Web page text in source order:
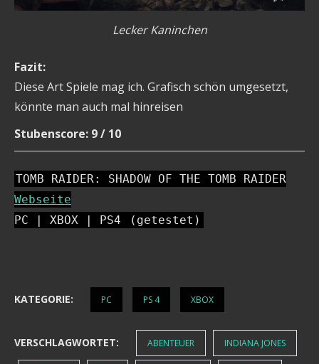
Lecker Kaninchen
Fazit:
Diese Art Spiele mag ich. Grafisch schön umgesetzt,
könnte man auch mal hinreisen
Stubenscore: 9 / 10
TOMB RAIDER: SHADOW OF THE TOMB RAIDER
Webseite
PC | XBOX | PS4
(getestet)
KATEGORIE: PC PS 4 XBOX
VERSCHLAGWORTET: ABENTEUER INDIANA JONES